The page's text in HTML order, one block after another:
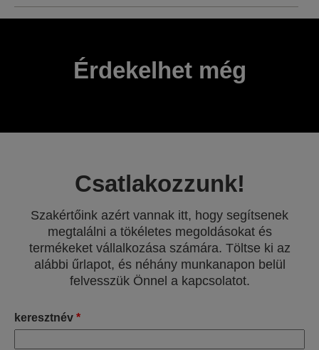
Érdekelhet még
Csatlakozzunk!
Szakértőink azért vannak itt, hogy segítsenek
megtalálni a tökéletes megoldásokat és
termékeket vállalkozása számára. Töltse ki az
alábbi űrlapot, és néhány munkanapon belül
felvesszük Önnel a kapcsolatot.
keresztnév *